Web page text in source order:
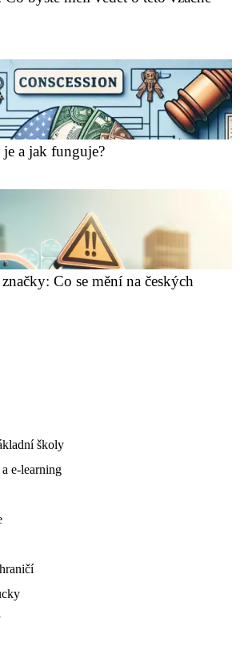
a jak funguje?
Co se mění na českých
školy
e-learning